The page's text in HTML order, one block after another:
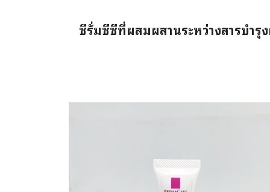
ซีรั่มซีซีที่ผสมผสานระหว่างสารบำ